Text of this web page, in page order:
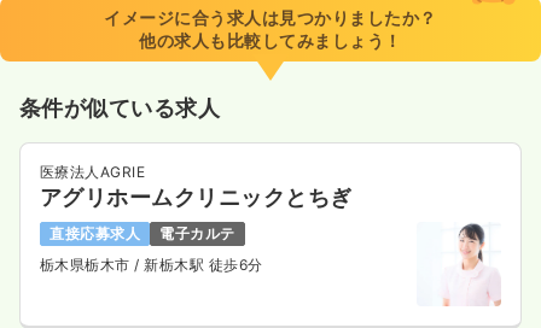
イメージに合う求人は見つかりましたか？
他の求人も比較してみましょう！
条件が似ている求人
医療法人AGRIE
アグリホームクリニックとちぎ
直接応募求人
電子カルテ
栃木県栃木市/ 新栃木駅 徒歩6分